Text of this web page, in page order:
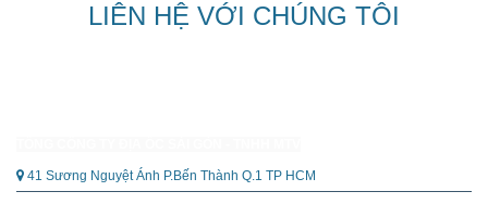
LIÊN HỆ VỚI CHÚNG TÔI
41 Sương Nguyệt Ánh P.Bến Thành Q.1 TP HCM